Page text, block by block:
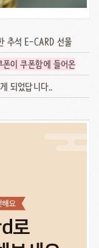
추석 E-CARD 선물
이 쿠폰함에 들어온
되었답니다..